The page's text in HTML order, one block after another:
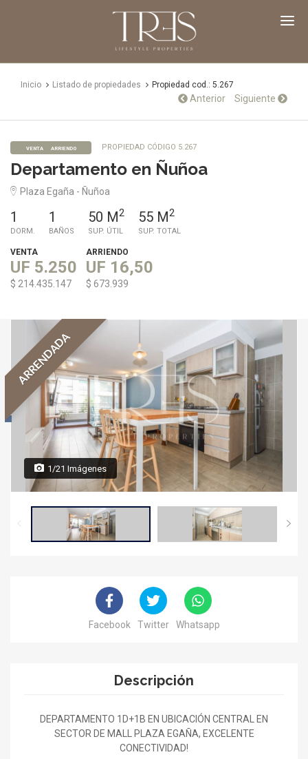
Propiedades
Inicio Listado de propiedades Propiedad cod.: 5.267
Anterior Siguiente
VENTA ARRIENDO PROPIEDAD CÓDIGO 5.267
Departamento en Ñuñoa
Plaza Egaña - Ñuñoa
1
DORM.
1
BAÑOS
50 M2
SUP. ÚTIL
55 M2
SUP. TOTAL
VENTA
UF 5.250
$ 214.435.147
ARRIENDO
UF 16,50
$ 673.939
ARRENDADA
1/21 Imágenes
Facebook Twitter Whatsapp
Descripción
DEPARTAMENTO 1D+1B EN UBICACIÓN CENTRAL EN
SECTOR DE MALL PLAZA EGAÑA, EXCELENTE
CONECTIVIDAD!